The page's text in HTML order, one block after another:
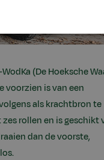
(De Hoeksche
voorzien is van een
als krachtbron te
rollen en is geschikt
dan de voorste,